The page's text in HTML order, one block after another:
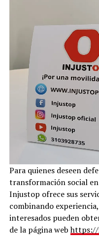
Para quienes deseen
transformación social
Injustop ofrece sus
combinando
interesados pueden
de la página webhttps://